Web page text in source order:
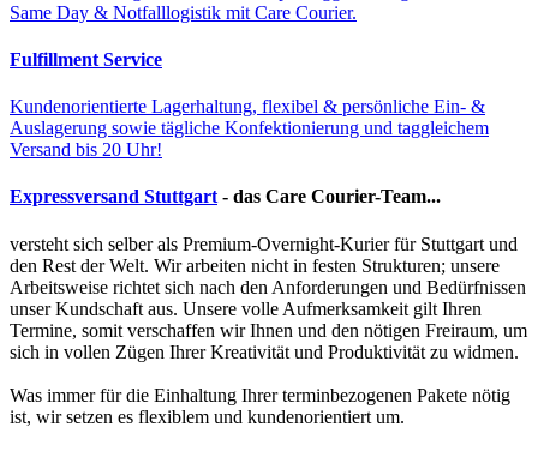
Same Day & Notfalllogistik mit Care Courier.
Fulfillment Service
Kundenorientierte Lagerhaltung, flexibel & persönliche Ein- &
Auslagerung sowie tägliche Konfektionierung und taggleichem
Versand bis 20 Uhr!
Expressversand Stuttgart - das Care Courier-Team...
versteht sich selber als Premium-Overnight-Kurier für Stuttgart und
den Rest der Welt. Wir arbeiten nicht in festen Strukturen; unsere
Arbeitsweise richtet sich nach den Anforderungen und Bedürfnissen
unser Kundschaft aus. Unsere volle Aufmerksamkeit gilt Ihren
Termine, somit verschaffen wir Ihnen und den nötigen Freiraum, um
sich in vollen Zügen Ihrer Kreativität und Produktivität zu widmen.
Was immer für die Einhaltung Ihrer terminbezogenen Pakete nötig
ist, wir setzen es flexiblem und kundenorientiert um.